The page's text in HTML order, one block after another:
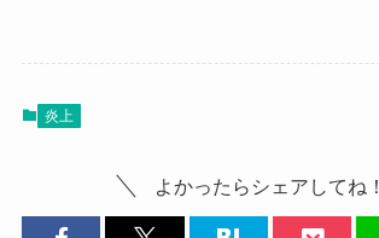
炎上
よかったらシェアしてね！